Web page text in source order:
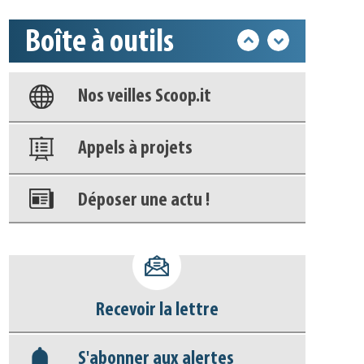
Boîte à outils
Base documentaire
Nos veilles Scoop.it
Appels à projets
Déposer une actu !
déconnecter)
Base documentaire
Recevoir la lettre
S'abonner aux alertes